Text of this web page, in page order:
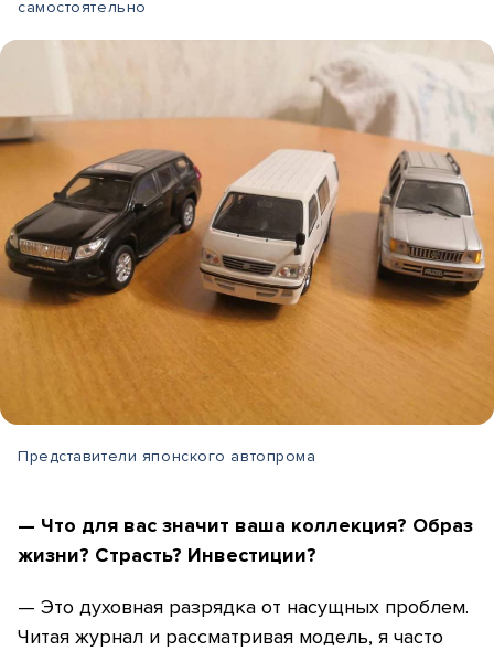
самостоятельно
Представители японского автопрома
— Что для вас значит ваша коллекция? Образ
жизни? Страсть? Инвестиции?
— Это духовная разрядка от насущных проблем.
Читая журнал и рассматривая модель, я часто